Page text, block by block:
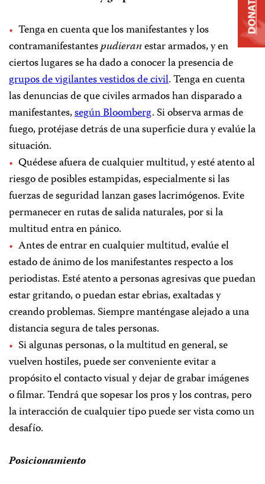
Tenga en cuenta que los manifestantes y los
contramanifestantespudieranestar armados, y en
ciertos lugares se ha dado a conocer la presencia de
grupos de vigilantes vestidos de civil. Tenga en cuenta
las denuncias de que civiles armados han disparado a
manifestantes,según Bloomberg. Si observa armas de
fuego, protéjase detrás de una superficie dura y evalúe la
situación.
Quédese afuera de cualquier multitud, y esté atento al
riesgo de posibles estampidas, especialmente si las
fuerzas de seguridad lanzan gases lacrimógenos. Evite
permanecer en rutas de salida naturales, por si la
multitud entra en pánico.
Antes de entrar en cualquier multitud, evalúe el
estado de ánimo de los manifestantes respecto a los
periodistas. Esté atento a personas agresivas que puedan
estar gritando, o puedan estar ebrias, exaltadas y
creando problemas. Siempre manténgase alejado a una
distancia segura de tales personas.
Si algunas personas, o la multitud en general, se
vuelven hostiles, puede ser conveniente evitar a
propósito el contacto visual y dejar de grabar imágenes
o filmar. Tendrá que sopesar los pros y los contras, pero
la interacción de cualquier tipo puede ser vista como un
desafío.
Posicionamiento
DONATE